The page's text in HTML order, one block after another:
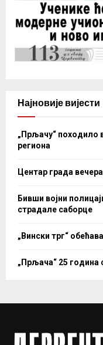
Најновије вијести
„Прљачу“ походило
региона
Центар града
Бивши војни
страдале саборце
„Вински трг“
„Прљача“ 25 година